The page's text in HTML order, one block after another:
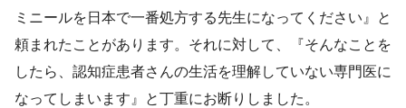
ミニールを日本で一番処方する先生になってください』と
頼まれたことがあります。それに対して、『そんなことを
したら、認知症患者さんの生活を理解していない専門医に
なってしまいます』と丁重にお断りしました。